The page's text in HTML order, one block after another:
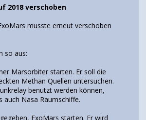
2018 verschoben
musste erneut verschoben
so aus:
Marsorbiter starten. Er soll die
Methan Quellen untersuchen.
benutzt werden können,
auch Nasa Raumschiffe.
ExoMars starten. Er wird